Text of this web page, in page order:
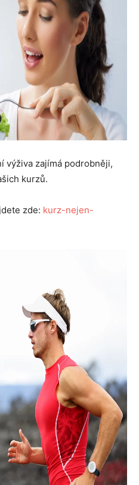
výživa zajímá podrobněji,
kurzů.
zde: kurz-nejen-